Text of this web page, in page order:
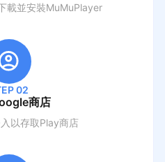
載並安裝MuMuPlayer
02
商店
以存取Play商店